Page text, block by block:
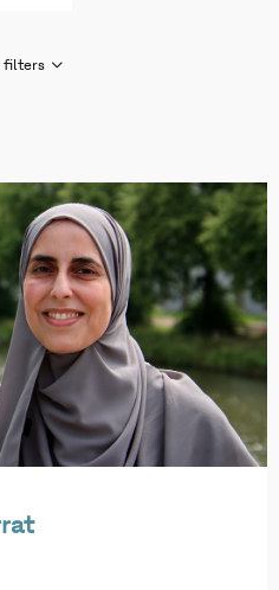
filters
Jeugd en opvoeding
en veiligheid
Overig